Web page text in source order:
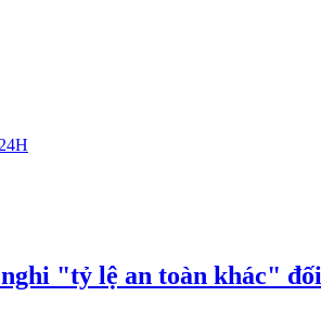
"tỷ lệ an toàn khác"